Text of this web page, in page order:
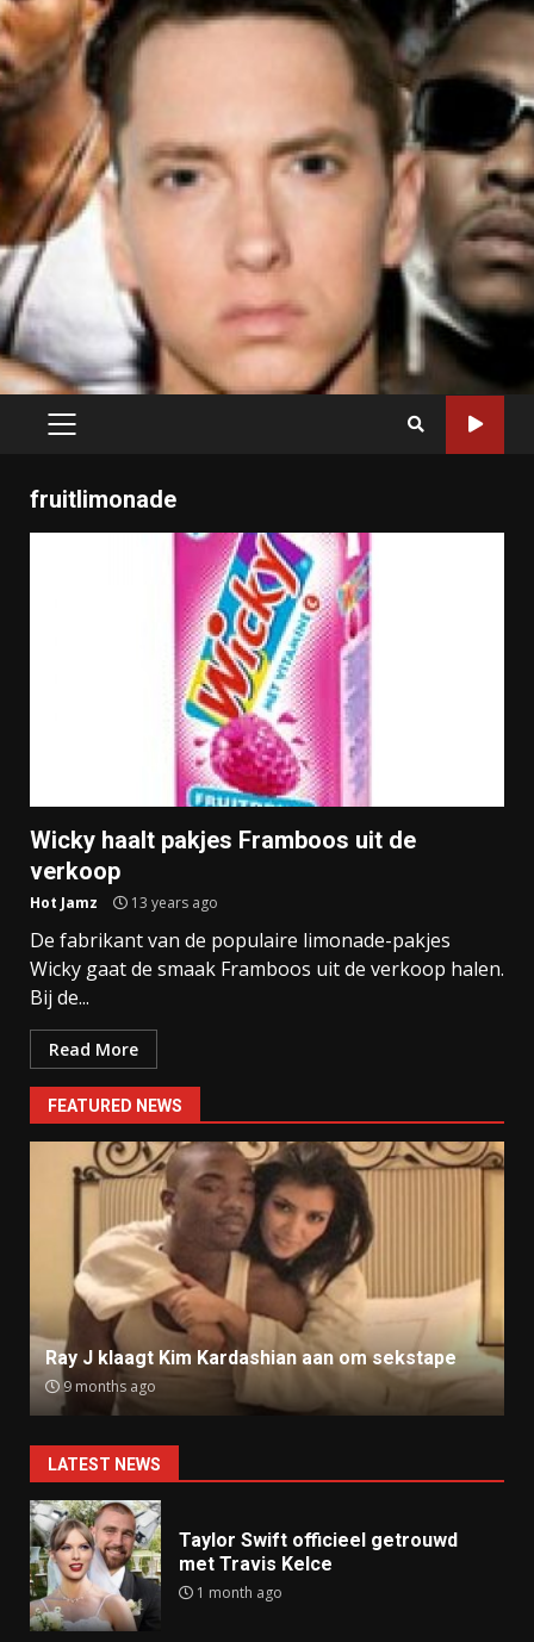
PRIMARY
fruitlimonade
Wicky haalt pakjes Framboos uit de
verkoop
Hot Jamz 13 years ago
De fabrikant van de populaire limonade-pakjes
Wicky gaat de smaak Framboos uit de verkoop halen.
Bij de...
Read More
FEATURED NEWS
Ray J klaagt Kim Kardashian aan om sekstape
9 months ago
LATEST NEWS
Taylor Swift officieel getrouwd
met Travis Kelce
1 month ago